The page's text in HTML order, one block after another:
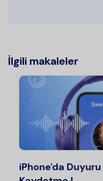
İlgili makaleler
iPhone'da